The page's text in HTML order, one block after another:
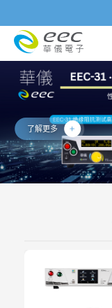
了解更多